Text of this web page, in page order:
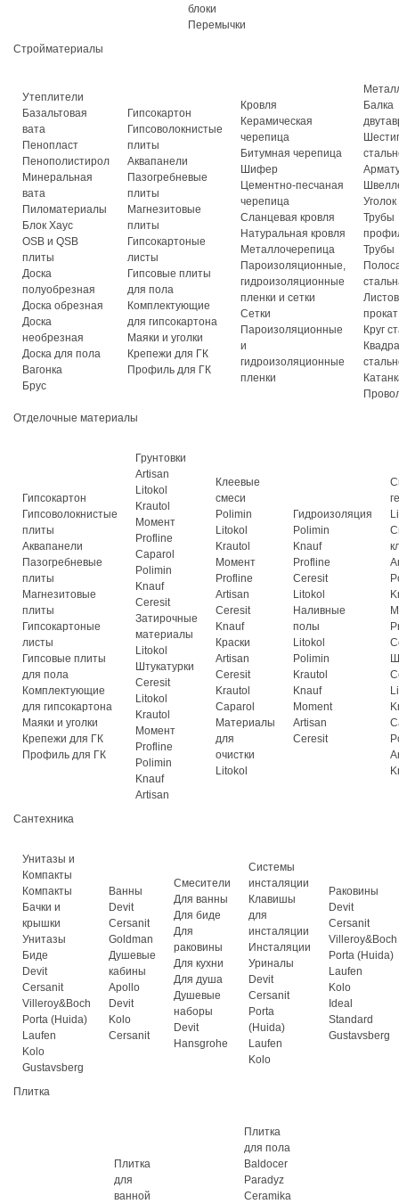
блоки
Перемычки
Стройматериалы
Утеплители
Базальтовая
вата
Пенопласт
Пенополистирол
Минеральная
вата
Пиломатериалы
Блок Хаус
OSB и QSB
плиты
Доска
полуобрезная
Доска обрезная
Доска
необрезная
Доска для пола
Вагонка
Брус
Гипсокартон
Гипсоволокнистые
плиты
Аквапанели
Пазогребневые
плиты
Магнезитовые
плиты
Гипсокартоные
листы
Гипсовые плиты
для пола
Комплектующие
для гипсокартона
Маяки и уголки
Крепежи для ГК
Профиль для ГК
Кровля
Керамическая
черепица
Битумная черепица
Шифер
Цементно-песчаная
черепица
Сланцевая кровля
Натуральная кровля
Металлочерепица
Пароизоляционные,
гидроизоляционные
пленки и сетки
Сетки
Пароизоляционные
и
гидроизоляционные
пленки
Балка
Уголок
Трубы
Трубы
прокат
Круг
Отделочные материалы
Гипсокартон
Гипсоволокнистые
плиты
Аквапанели
Пазогребневые
плиты
Магнезитовые
плиты
Гипсокартоные
листы
Гипсовые плиты
для пола
Комплектующие
для гипсокартона
Маяки и уголки
Крепежи для ГК
Профиль для ГК
Грунтовки
Artisan
Litokol
Krautol
Момент
Profline
Caparol
Polimin
Knauf
Ceresit
Затирочные
материалы
Litokol
Штукатурки
Ceresit
Litokol
Krautol
Момент
Profline
Polimin
Knauf
Artisan
Клеевые
смеси
Polimin
Litokol
Krautol
Момент
Profline
Artisan
Ceresit
Knauf
Краски
Artisan
Ceresit
Krautol
Caparol
Материалы
для
очистки
Litokol
Гидроизоляция
Polimin
Knauf
Profline
Ceresit
Litokol
Наливные
полы
Litokol
Polimin
Krautol
Knauf
Moment
Artisan
Ceresit
Сантехника
Унитазы и
Компакты
Компакты
Бачки и
крышки
Унитазы
Биде
Devit
Cersanit
Villeroy&Boch
Porta (Huida)
Laufen
Kolo
Gustavsberg
Ванны
Devit
Cersanit
Goldman
Душевые
кабины
Apollo
Devit
Kolo
Cersanit
Смесители
Для ванны
Для биде
Для
раковины
Для кухни
Для душа
Душевые
наборы
Devit
Hansgrohe
Системы
инсталяции
Клавишы
для
инсталяции
Инсталяции
Уриналы
Devit
Cersanit
Porta
(Huida)
Laufen
Kolo
Раковины
Devit
Cersanit
Villeroy&Boch
Porta (Huida)
Laufen
Kolo
Ideal
Standard
Gustavsberg
Плитка
Плитка
для
ванной
Плитка
для пола
Baldocer
Paradyz
Ceramika